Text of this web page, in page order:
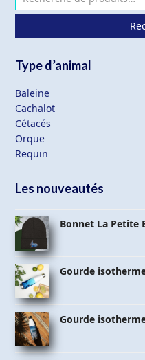
Type d’animal
Baleine
Cachalot
Cétacés
Orque
Requin
Les nouveautés
Bonnet La Petite
Gourde
Gourde